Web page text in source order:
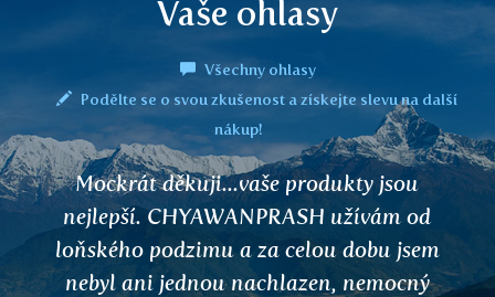
Vaše ohlasy
Všechny ohlasy
Podělte se o svou zkušenost a získejte slevu na další
nákup!
Dobrý den, ajurvédské čaje jsem užíval
zatím jen dva (PRANA a DALCHINI) a s
oběma jsem maximálně spokojen. Po
pravidelném užívání čaje DALCHINI jsem